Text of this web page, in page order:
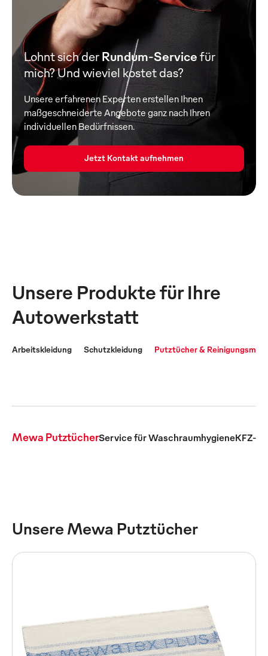
Lohnt sich derRundum-Servicefür
mich? Und wieviel kostet das?
Unsere erfahrenen Experten erstellen Ihnen
maßgeschneiderte Angebote ganz nach Ihren
individuellen Bedürfnissen.
Jetzt Kontakt aufnehmen
Unsere Produkte für Ihre
Autowerkstatt
Arbeitskleidung Schutzkleidung Putztücher &
Mewa PutztücherService für WaschraumhygieneKFZ-
Unsere Mewa Putztücher